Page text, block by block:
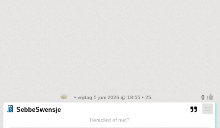
• vrijdag 5 juni 2026 @ 18:55 • 25
SebbeSwensje
Heraclied of niet?